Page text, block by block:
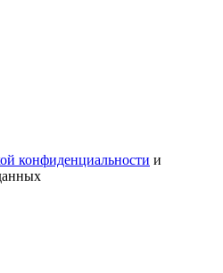
конфиденциальности и